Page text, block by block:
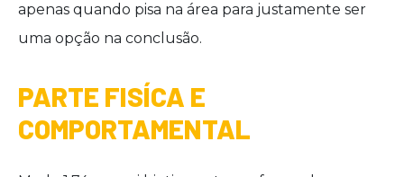
apenas quando pisa na área para justamente ser
uma opção na conclusão.
PARTE FISÍCA E
COMPORTAMENTAL